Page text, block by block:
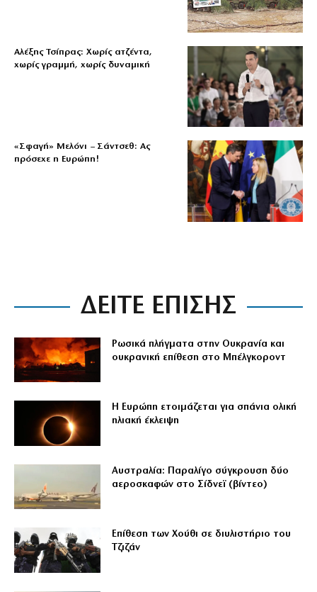
Αλέξης Τσίπρας: Χωρίς ατζέντα,
χωρίς γραμμή, χωρίς δυναμική
«Σφαγή» Μελόνι – Σάντσεθ: Ας
πρόσεχε η Ευρώπη!
ΔΕΙΤΕ ΕΠΙΣΗΣ
Ρωσικά πλήγματα στην Ουκρανία και
ουκρανική επίθεση στο Μπέλγκοροντ
Η Ευρώπη ετοιμάζεται για σπάνια ολική
ηλιακή έκλειψη
Αυστραλία: Παραλίγο σύγκρουση δύο
αεροσκαφών στο Σίδνεϊ (βίντεο)
Επίθεση των Χούθι σε διυλιστήριο του
Τζιζάν